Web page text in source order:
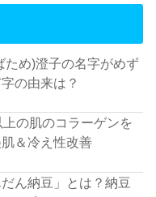
ため)澄子の名字がめず
の由来は？
の肌のコラーゲンを
＆冷え性改善
ん納豆」とは？納豆